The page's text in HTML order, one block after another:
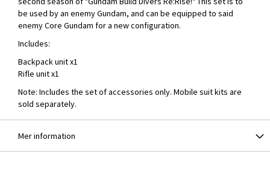
be used by an enemy Gundam, and can be equipped to said
enemy Core Gundam for a new configuration.
Includes:
Backpack unit x1
Rifle unit x1
Note: Includes the set of accessories only. Mobile suit kits are
sold separately.
Mer information